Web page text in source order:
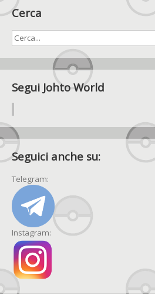
Cerca
Segui Johto World
Seguici anche su:
Telegram:
Instagram: